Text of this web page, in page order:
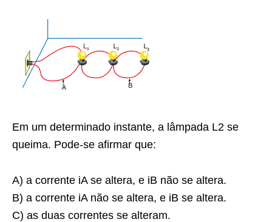
Em um determinado instante, a lâmpada L2 se
queima. Pode-se afirmar que:
A) a corrente iA se altera, e iB não se altera.
B) a corrente iA não se altera, e iB se altera.
C) as duas correntes se alteram.